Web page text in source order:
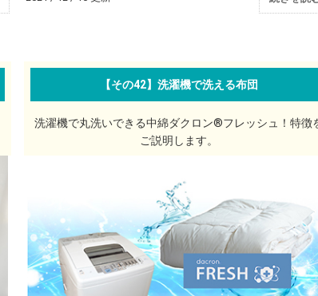
【その42】洗濯機で洗える布団
洗濯機で丸洗いできる中綿ダクロン®フレッシュ！特徴
ご説明します。